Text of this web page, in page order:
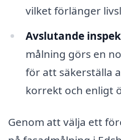
vilket förlänger
Avslutande
målning görs en
för att säkerställa
korrekt och enligt
Genom att välja ett